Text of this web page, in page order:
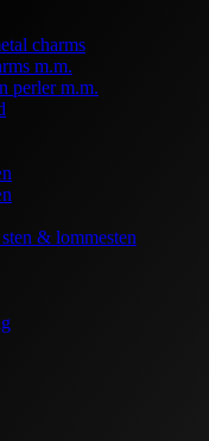
charms
m.m.
perler m.m.
& lommesten